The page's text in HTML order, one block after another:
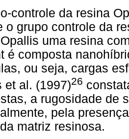
controle da resina
o grupo controle da
uma resina
é composta
ou seja, cargas
et al. (1997)26
a rugosidade de
pela
matriz resinosa.